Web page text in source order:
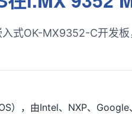
入式OK-MX9352-C开发板
），由Intel、 NXP、Google